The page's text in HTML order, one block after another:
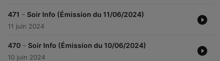
471 - Soir Info (Émission du 11/06/2024)
11 juin 2024
470 - Soir Info (Émission du 10/06/2024)
10 juin 2024